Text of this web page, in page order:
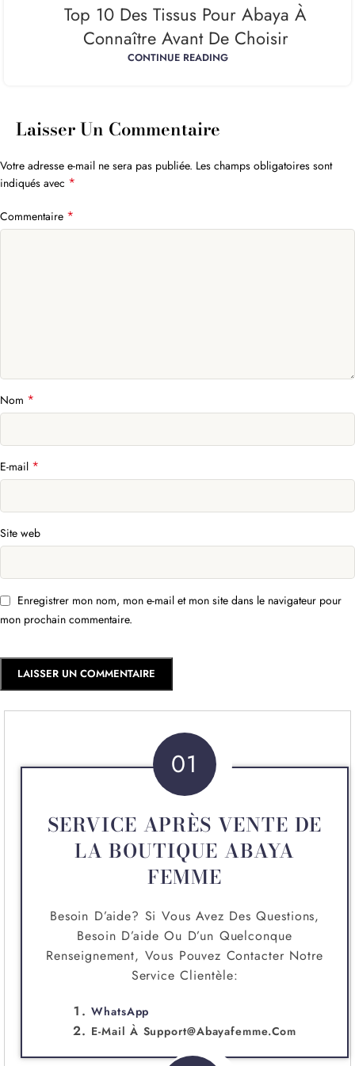
Top 10 Des Tissus Pour Abaya À
Connaître Avant De Choisir
CONTINUE READING
Laisser Un Commentaire
Votre adresse e-mail ne sera pas publiée. Les champs obligatoires sont
indiqués avec *
Commentaire *
Nom *
E-mail *
Site web
Enregistrer mon nom, mon e-mail et mon site dans le navigateur pour
mon prochain commentaire.
01
SERVICE APRÈS VENTE DE
LA BOUTIQUE ABAYA
FEMME
Besoin D’aide? Si Vous Avez Des Questions,
Besoin D’aide Ou D’un Quelconque
Renseignement, Vous Pouvez Contacter Notre
Service Clientèle:
WhatsApp
E-Mail À Support@abayafemme.com